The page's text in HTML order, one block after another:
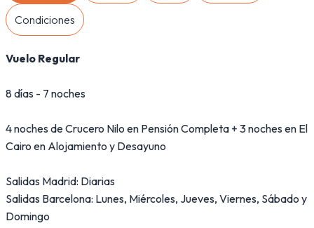
Condiciones
Vuelo Regular
8 días - 7 noches
4 noches de Crucero Nilo en Pensión Completa + 3 noches en El
Cairo en Alojamiento y Desayuno
Salidas Madrid: Diarias
Salidas Barcelona: Lunes, Miércoles, Jueves, Viernes, Sábado y
Domingo